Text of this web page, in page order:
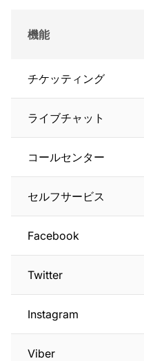
機能
チケッティング
ライブチャット
コールセンター
セルフサービス
Facebook
Twitter
Instagram
Viber